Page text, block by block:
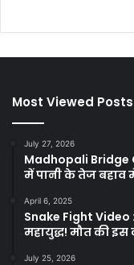
Most Viewed Posts
July 27, 2026
Madhopali Bridge
में पानी के तेज बहाव
April 6, 2025
Snake Fight
महायुद्ध! मौत की
July 25, 2026